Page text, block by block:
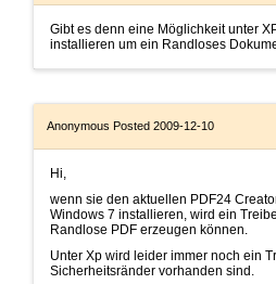
Gibt es denn eine Möglichkeit unter
installieren um ein Randloses
Anonymous Posted 2009-12-10
Hi,
wenn sie den aktuellen PDF24
Windows 7 installieren, wird ein
Randlose PDF erzeugen können.
Unter Xp wird leider immer noch ein
Sicherheitsränder vorhanden sind.